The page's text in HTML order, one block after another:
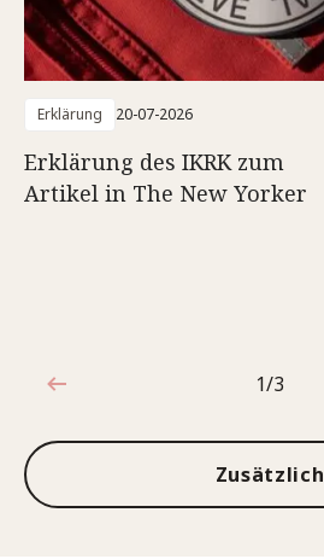
Erklärung 20-07-2026
Erklärung des IKRK zum
Artikel in The New Yorker
1von3
1/3
Zusätzlich